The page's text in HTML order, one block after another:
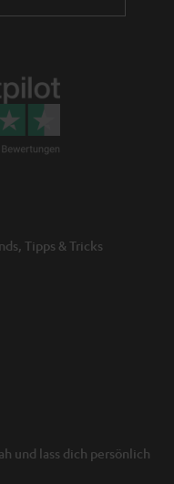
Tipps & Tricks
und lass dich persönlich